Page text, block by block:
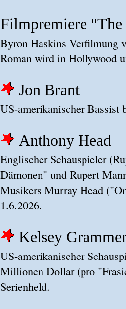
Filmpremiere
Byron Haskins Verfilmung
Roman wird in Hollywood
Jon Brant
US-amerikanischer Bassist
Anthony Head
Englischer Schauspieler
Dämonen" und Rupert
Musikers Murray Head
1.6.2026.
Kelsey
US-amerikanischer
Millionen Dollar (pro
Serienheld.